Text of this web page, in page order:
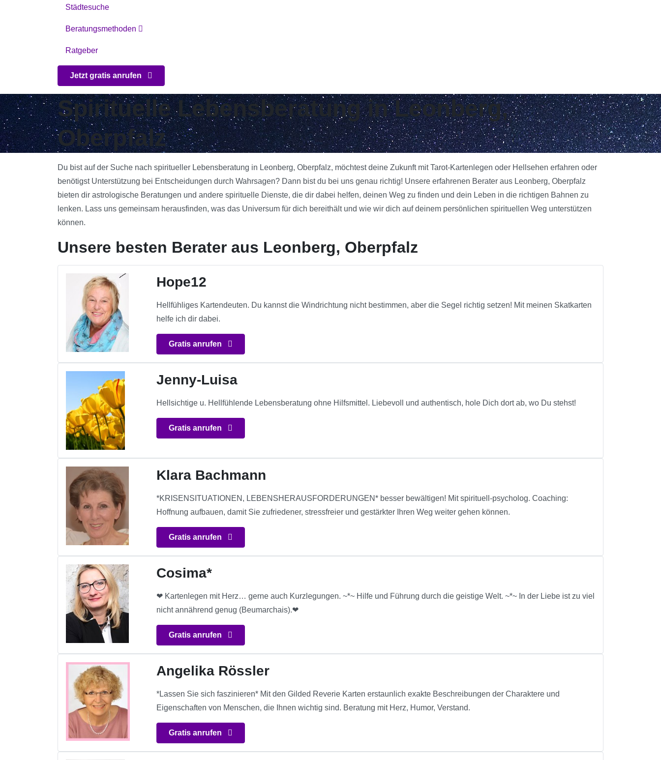
Städtesuche
Beratungsmethoden
Ratgeber
Jetzt gratis anrufen
Spirituelle Lebensberatung in Leonberg,
Oberpfalz
Du bist auf der Suche nach spiritueller Lebensberatung in Leonberg, Oberpfalz, möchtest deine Zukunft mit Tarot-Kartenlegen oder Hellsehen erfahren oder
benötigst Unterstützung bei Entscheidungen durch Wahrsagen? Dann bist du bei uns genau richtig! Unsere erfahrenen Berater aus Leonberg, Oberpfalz
bieten dir astrologische Beratungen und andere spirituelle Dienste, die dir dabei helfen, deinen Weg zu finden und dein Leben in die richtigen Bahnen zu
lenken. Lass uns gemeinsam herausfinden, was das Universum für dich bereithält und wie wir dich auf deinem persönlichen spirituellen Weg unterstützen
können.
Unsere besten Berater aus Leonberg, Oberpfalz
Hope12
Hellfühliges Kartendeuten. Du kannst die Windrichtung nicht bestimmen, aber die Segel richtig setzen! Mit meinen Skatkarten
helfe ich dir dabei.
Gratis anrufen
Jenny-Luisa
Hellsichtige u. Hellfühlende Lebensberatung ohne Hilfsmittel. Liebevoll und authentisch, hole Dich dort ab, wo Du stehst!
Gratis anrufen
Klara Bachmann
*KRISENSITUATIONEN, LEBENSHERAUSFORDERUNGEN* besser bewältigen! Mit spirituell-psycholog. Coaching:
Hoffnung aufbauen, damit Sie zufriedener, stressfreier und gestärkter Ihren Weg weiter gehen können.
Gratis anrufen
Cosima*
❤ Kartenlegen mit Herz… gerne auch Kurzlegungen. ~*~ Hilfe und Führung durch die geistige Welt. ~*~ In der Liebe ist zu viel
nicht annährend genug (Beumarchais).❤
Gratis anrufen
Angelika Rössler
*Lassen Sie sich faszinieren* Mit den Gilded Reverie Karten erstaunlich exakte Beschreibungen der Charaktere und
Eigenschaften von Menschen, die Ihnen wichtig sind. Beratung mit Herz, Humor, Verstand.
Gratis anrufen